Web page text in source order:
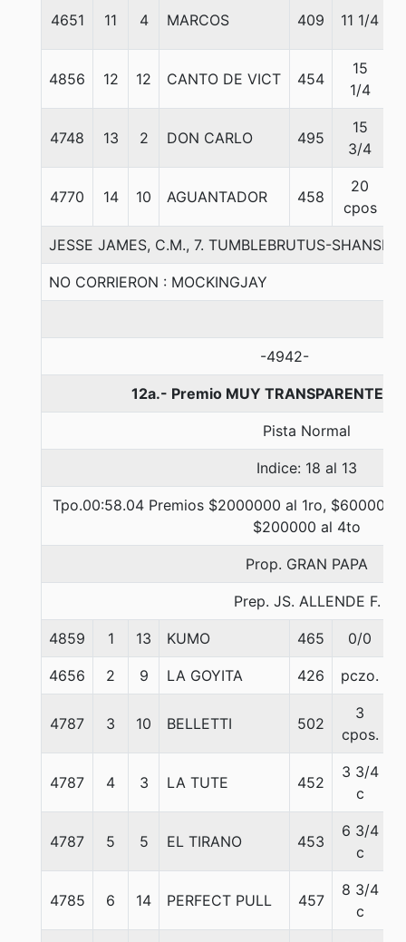
4651 11 4 MARCOS 409 11 1/4
4856 12 12 CANTO DE VICT 454
15
1/4
4748 13 2 DON CARLO 495
15
3/4
4770 14 10 AGUANTADOR 458
20
cpos
JESSE JAMES, C.M., 7. TUMBLEBRUTUS-SHANSI-
NO CORRIERON : MOCKINGJAY
-4942-
12a.- Premio MUY TRANSPARENTE,
Pista Normal
Indice: 18 al 13
Tpo.00:58.04 Premios $2000000 al 1ro, $600000
$200000 al 4to
Prop. GRAN PAPA
Prep. JS. ALLENDE F.
4859 1 13 KUMO 465 0/0
4656 2 9 LA GOYITA 426 pczo.
4787 3 10 BELLETTI 502
3
cpos.
4787 4 3 LA TUTE 452
3 3/4
c
4787 5 5 EL TIRANO 453
6 3/4
c
4785 6 14 PERFECT PULL 457
8 3/4
c